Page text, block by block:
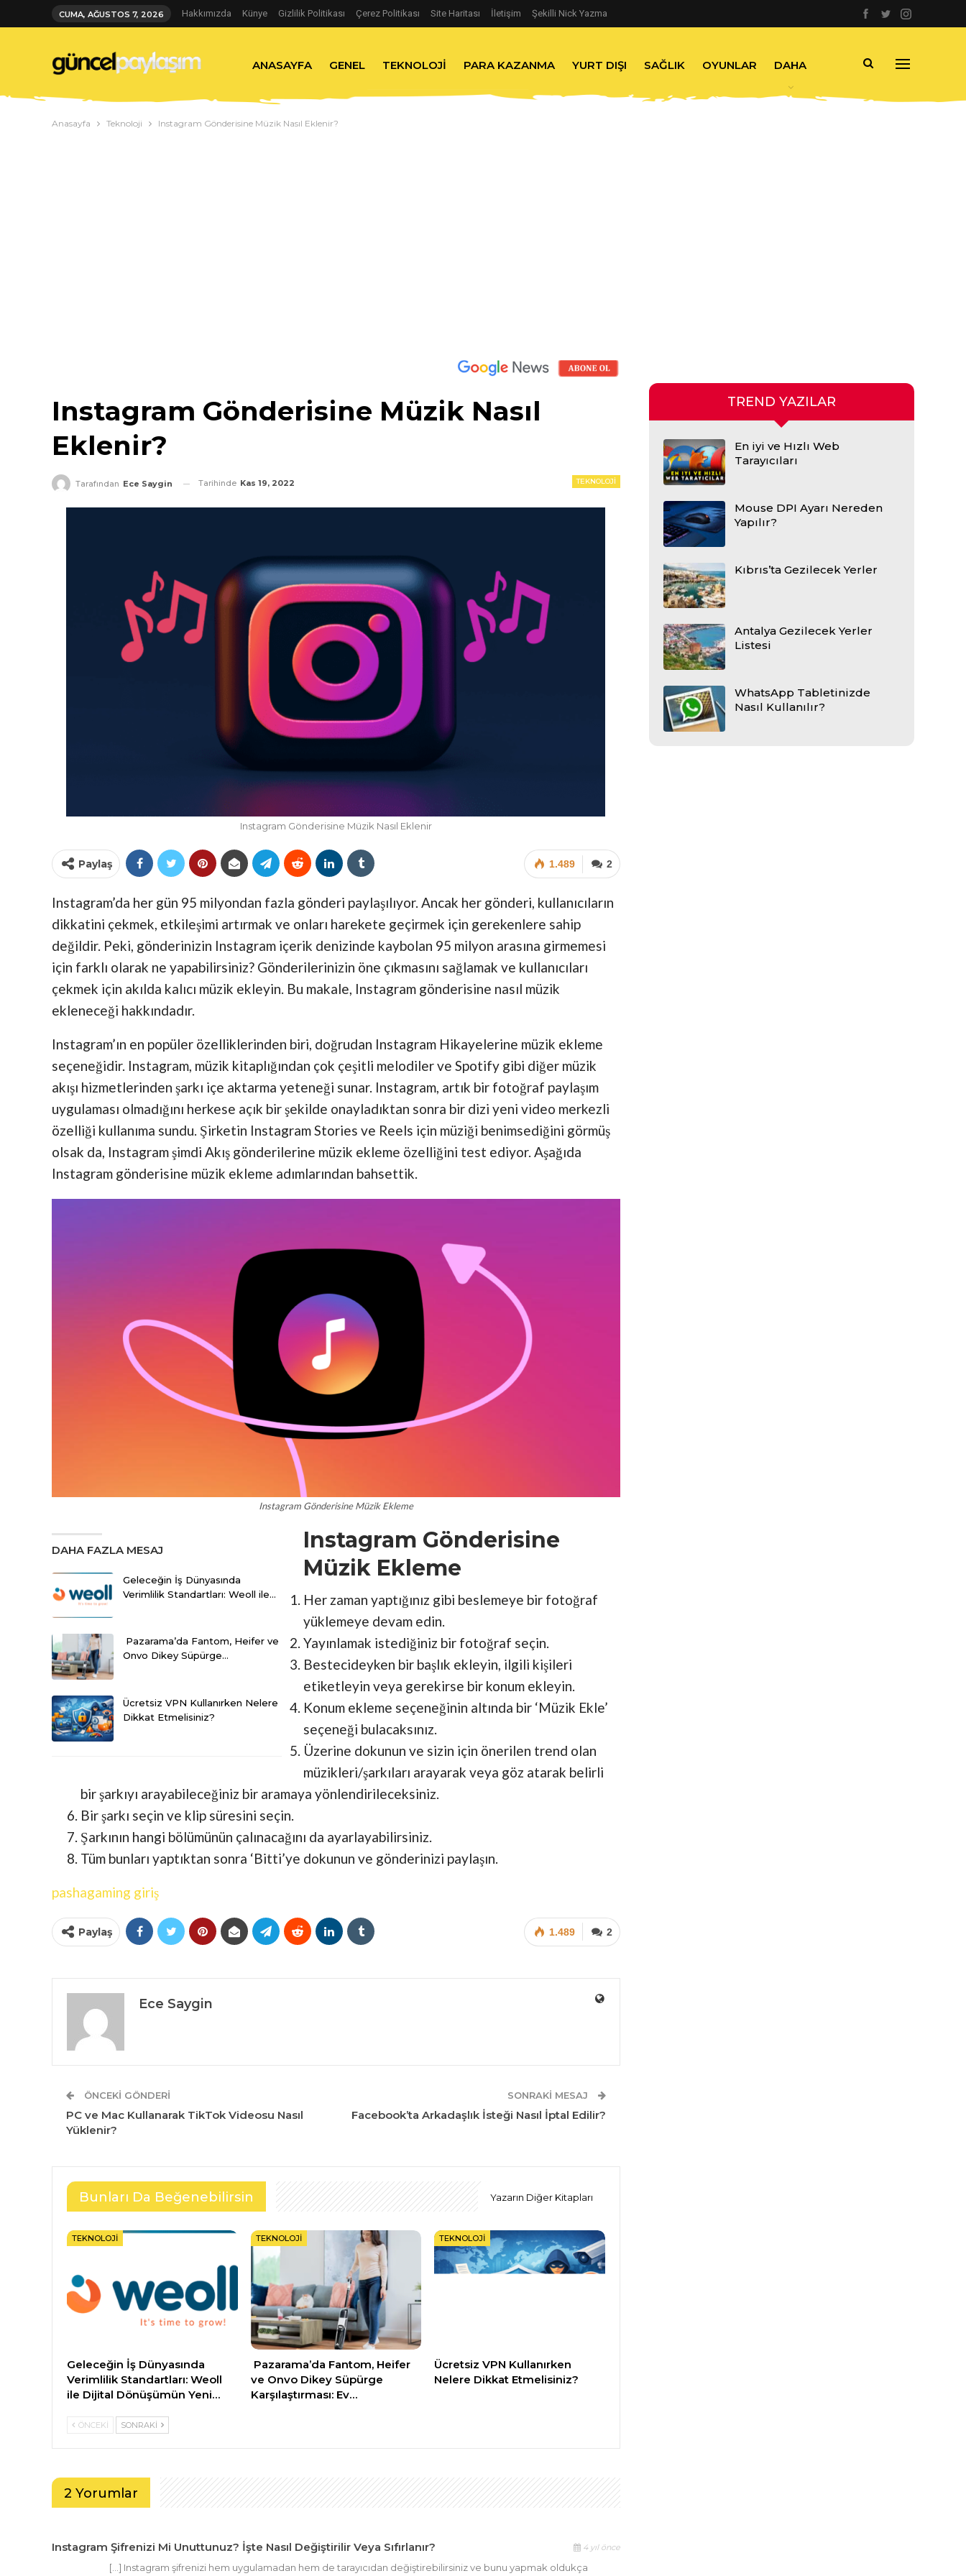
CUMA, AĞUSTOS 7, 2026 Hakkımızda Künye Gizlilik Politikası Çerez Politikası Site Haritası İletişim Şekilli Nick Yazma
ANASAYFA GENEL TEKNOLOJI PARA KAZANMA YURT DIŞI SAĞLIK OYUNLAR DAHA
Anasayfa Teknoloji Instagram Gönderisine Müzik Nasıl Eklenir?
Instagram Gönderisine Müzik Nasıl
Eklenir?
TEKNOLOJI
Tarafından Ece Saygin Tarihinde Kas 19, 2022
Instagram Gönderisine Müzik Nasıl Eklenir
2
1.489
Paylaş
Instagram’da her gün 95 milyondan fazla gönderi paylaşılıyor. Ancak her gönderi, kullanıcıların
dikkatini çekmek, etkileşimi artırmak ve onları harekete geçirmek için gerekenlere sahip
değildir. Peki, gönderinizin Instagram içerik denizinde kaybolan 95 milyon arasına girmemesi
için farklı olarak ne yapabilirsiniz? Gönderilerinizin öne çıkmasını sağlamak ve kullanıcıları
çekmek için akılda kalıcı müzik ekleyin. Bu makale, Instagram gönderisine nasıl müzik
ekleneceği hakkındadır.
Instagram’ın en popüler özelliklerinden biri, doğrudan Instagram Hikayelerine müzik ekleme
seçeneğidir. Instagram, müzik kitaplığından çok çeşitli melodiler ve Spotify gibi diğer müzik
akışı hizmetlerinden şarkı içe aktarma yeteneği sunar. Instagram, artık bir fotoğraf paylaşım
uygulaması olmadığını herkese açık bir şekilde onayladıktan sonra bir dizi yeni video merkezli
özelliği kullanıma sundu. Şirketin Instagram Stories ve Reels için müziği benimsediğini görmüş
olsak da, Instagram şimdi Akış gönderilerine müzik ekleme özelliğini test ediyor. Aşağıda
Instagram gönderisine müzik ekleme adımlarından bahsettik.
Instagram Gönderisine Müzik Ekleme
DAHA FAZLA MESAJ
Geleceğin İş Dünyasında
Verimlilik Standartları: Weoll ile…
Pazarama’da Fantom, Heifer ve
Onvo Dikey Süpürge…
Ücretsiz VPN Kullanırken Nelere
Dikkat Etmelisiniz?
Instagram Gönderisine
Müzik Ekleme
Her zaman yaptığınız gibi beslemeye bir fotoğraf
yüklemeye devam edin.
Yayınlamak istediğiniz bir fotoğraf seçin.
Bestecideyken bir başlık ekleyin, ilgili kişileri
etiketleyin veya gerekirse bir konum ekleyin.
Konum ekleme seçeneğinin altında bir ‘Müzik Ekle’
seçeneği bulacaksınız.
Üzerine dokunun ve sizin için önerilen trend olan
müzikleri/şarkıları arayarak veya göz atarak belirli
bir şarkıyı arayabileceğiniz bir aramaya yönlendirileceksiniz.
Bir şarkı seçin ve klip süresini seçin.
Şarkının hangi bölümünün çalınacağını da ayarlayabilirsiniz.
Tüm bunları yaptıktan sonra ‘Bitti’ye dokunun ve gönderinizi paylaşın.
pashagaming giriş
2
1.489
Paylaş
Ece Saygin
ÖNCEKI GÖNDERI
PC ve Mac Kullanarak TikTok Videosu Nasıl
Yüklenir?
SONRAKI MESAJ
Facebook’ta Arkadaşlık İsteği Nasıl İptal Edilir?
Bunları Da Beğenebilirsin Yazarın Diğer Kitapları
TEKNOLOJI
Geleceğin İş Dünyasında
Verimlilik Standartları: Weoll
ile Dijital Dönüşümün Yeni…
TEKNOLOJI
Pazarama’da Fantom, Heifer
ve Onvo Dikey Süpürge
Karşılaştırması: Ev…
TEKNOLOJI
Ücretsiz VPN Kullanırken
Nelere Dikkat Etmelisiniz?
ÖNCEKI SONRAKI
2 Yorumlar
Instagram Şifrenizi Mi Unuttunuz? İşte Nasıl Değiştirilir Veya Sıfırlanır? 4 yıl önce
[…] Instagram şifrenizi hem uygulamadan hem de tarayıcıdan değiştirebilirsiniz ve bunu yapmak oldukça
TREND YAZILAR
En iyi ve Hızlı Web
Tarayıcıları
Mouse DPI Ayarı Nereden
Yapılır?
Kıbrıs’ta Gezilecek Yerler
Antalya Gezilecek Yerler
Listesi
WhatsApp Tabletinizde
Nasıl Kullanılır?